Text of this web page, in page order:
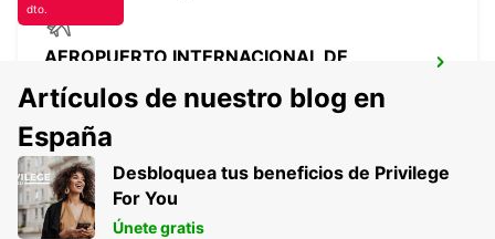
AEROPUERTO INTERNACIONAL DE
KOLKATA
KOLKATA - INDIA
dto.
Artículos de nuestro blog en
España
Desbloquea tus beneficios de Privilege
For You
Únete gratis